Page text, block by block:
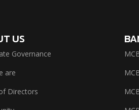
US
Governance
are
Directors